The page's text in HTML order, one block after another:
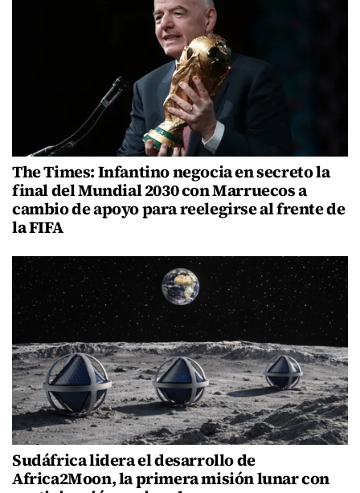
The Times: Infantino negocia en secreto la
final del Mundial 2030 con Marruecos a
cambio de apoyo para reelegirse al frente de
la FIFA
Sudáfrica lidera el desarrollo de
Africa2Moon, la primera misión lunar con